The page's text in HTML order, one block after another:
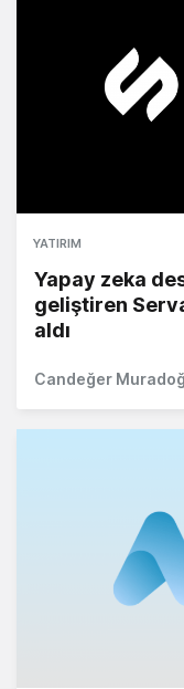
YATIRIM
Yapay zeka
geliştiren
aldı
Candeğer